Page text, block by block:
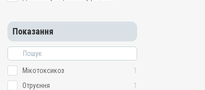
Показання
Мікотоксикоз
1
Отруєння
1